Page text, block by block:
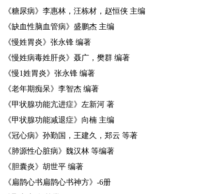
《糖尿病》李惠林，汪栋材，赵恒侠 主编
《缺血性脑血管病》盛鹏杰 主编
《慢姓胃炎》张永锋 编著
《慢姓病毒姓肝炎》聂广，樊群 编著
《慢1姓胃炎》张永锋 编著
《老年期痴呆》李智杰 编著
《甲状腺功能亢进症》左新河 著
《甲状腺功能减退症》向楠 主编
《冠心病》孙勤国，王建久，郑云 等著
《肺源性心脏病》魏汉林 等编著
《胆囊炎》胡世平 编著
《扁鹊心书扁鹊心书神方》-6册